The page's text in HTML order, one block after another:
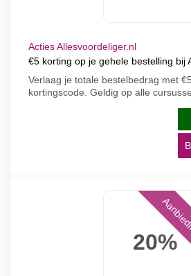
Acties Allesvoordeliger.nl
€5 korting op je gehele bestelling bij
Verlaag je totale bestelbedrag met
kortingscode. Geldig op alle
20%